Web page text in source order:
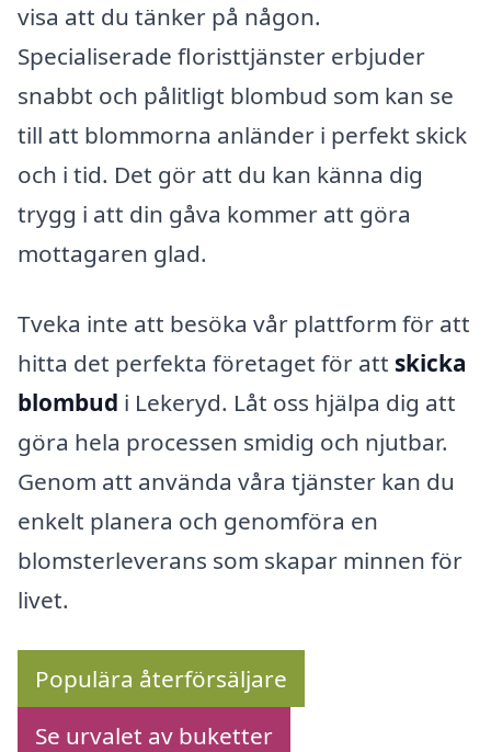
visa att du tänker på någon.
Specialiserade floristtjänster erbjuder
snabbt och pålitligt blombud som kan se
till att blommorna anländer i perfekt skick
och i tid. Det gör att du kan känna dig
trygg i att din gåva kommer att göra
mottagaren glad.
Tveka inte att besöka vår plattform för att
hitta det perfekta företaget för att skicka
blombud i Lekeryd. Låt oss hjälpa dig att
göra hela processen smidig och njutbar.
Genom att använda våra tjänster kan du
enkelt planera och genomföra en
blomsterleverans som skapar minnen för
livet.
Populära återförsäljare
Se urvalet av buketter